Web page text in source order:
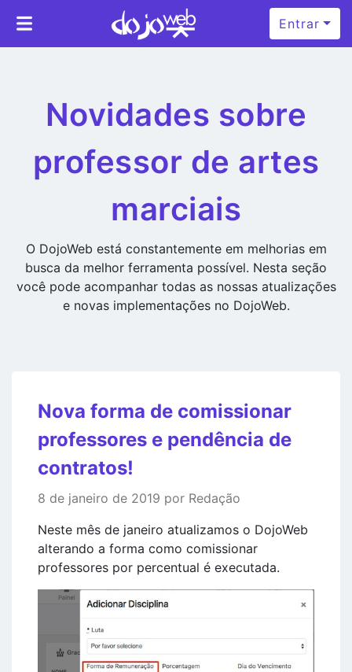
Entrar
Novidades sobre
professor de artes
marciais
O DojoWeb está constantemente em melhorias em
busca da melhor ferramenta possível. Nesta seção
você pode acompanhar todas as nossas atualizações
e novas implementações no DojoWeb.
Nova forma de comissionar
professores e pendência de
contratos!
8 de janeiro de 2019 por Redação
Neste mês de janeiro atualizamos o DojoWeb
alterando a forma como comissionar
professores por percentual é executada.